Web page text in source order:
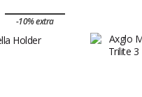
-10% extra